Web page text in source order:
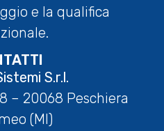
e la qualifica
S.r.l.
– 20068 Peschiera
(MI)